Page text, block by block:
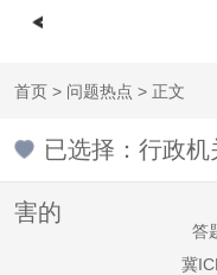
首页> 问题热点 > 正文
已选择：行政
害的
答
冀